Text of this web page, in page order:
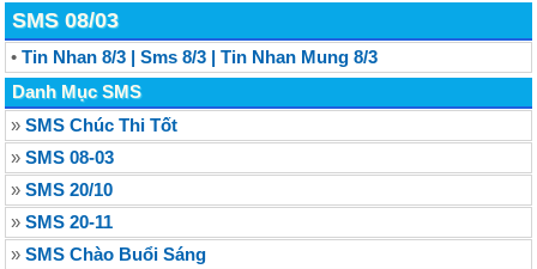
SMS 08/03
• Tin Nhan 8/3 | Sms 8/3 | Tin Nhan Mung 8/3
Danh Mục SMS
» SMS Chúc Thi Tốt
» SMS 08-03
» SMS 20/10
» SMS 20-11
» SMS Chào Buổi Sáng